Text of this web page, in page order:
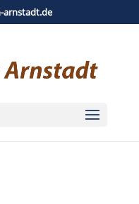
arnstadt.de